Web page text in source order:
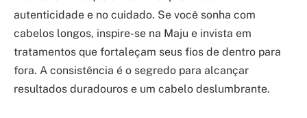
autenticidade e no cuidado. Se você sonha com
cabelos longos, inspire-se na Maju e invista em
tratamentos que fortaleçam seus fios de dentro para
fora. A consistência é o segredo para alcançar
resultados duradouros e um cabelo deslumbrante.